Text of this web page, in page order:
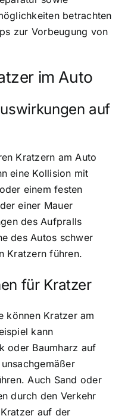
betrachten
zur Vorbeugung von
im Auto
auf
Kratzern am Auto
eine Kollision mit
einem festen
einer Mauer
des Aufpralls
des Autos schwer
Kratzern führen.
für Kratzer
können Kratzer am
kann
oder Baumharz auf
Auch Sand oder
durch den Verkehr
auf der